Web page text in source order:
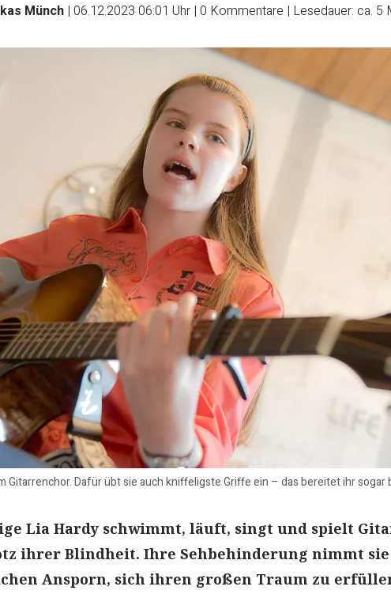
Münch | 06.12.2023 06:01 Uhr | 0 Kommentare | Lesedauer: ca. 5
Gitarrenchor. Dafür übt sie auch kniffeligste Griffe ein – das bereitet ihr sogar
Lia Hardy schwimmt, läuft, singt und spielt
ihrer Blindheit. Ihre Sehbehinderung nimmt
Ansporn, sich ihren großen Traum zu